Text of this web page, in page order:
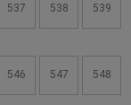
537 538 539
546 547 548